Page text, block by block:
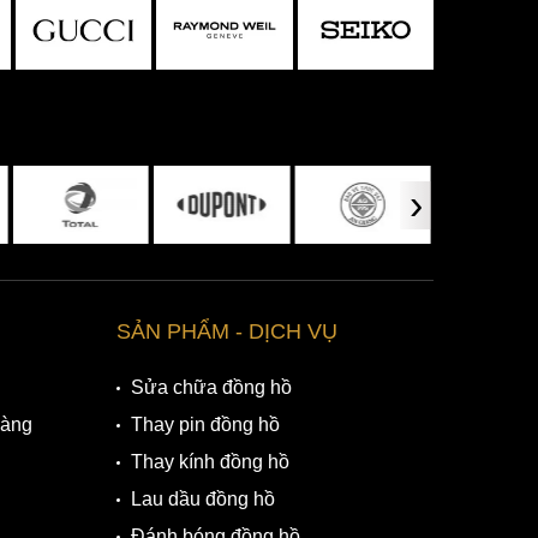
›
SẢN PHẨM - DỊCH VỤ
Sửa chữa đồng hồ
Thay pin đồng hồ
Thay kính đồng hồ
Lau dầu đồng hồ